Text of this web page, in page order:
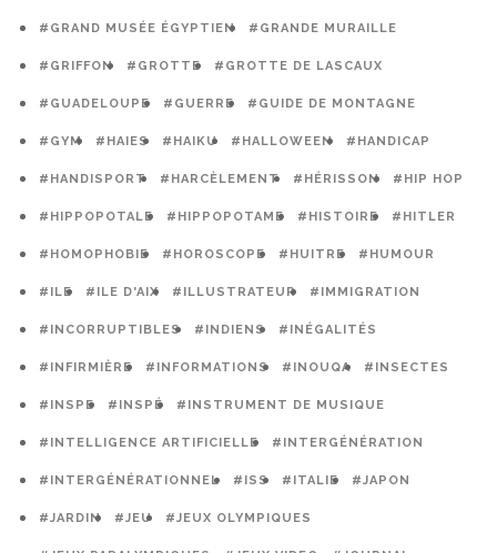
#GRAND MUSÉE ÉGYPTIEN #GRANDE MURAILLE
#GRIFFON #GROTTE #GROTTE DE LASCAUX
#GUADELOUPE #GUERRE #GUIDE DE MONTAGNE
#GYM #HAIES #HAIKU #HALLOWEEN #HANDICAP
#HANDISPORT #HARCÈLEMENT #HÉRISSON #HIP HOP
#HIPPOPOTALE #HIPPOPOTAME #HISTOIRE #HITLER
#HOMOPHOBIE #HOROSCOPE #HUITRE #HUMOUR
#ILE #ILE D'AIX #ILLUSTRATEUR #IMMIGRATION
#INCORRUPTIBLES #INDIENS #INÉGALITÉS
#INFIRMIÈRE #INFORMATIONS #INOUQA #INSECTES
#INSPE #INSPÉ #INSTRUMENT DE MUSIQUE
#INTELLIGENCE ARTIFICIELLE #INTERGÉNÉRATION
#INTERGÉNÉRATIONNEL #ISS #ITALIE #JAPON
#JARDIN #JEU #JEUX OLYMPIQUES